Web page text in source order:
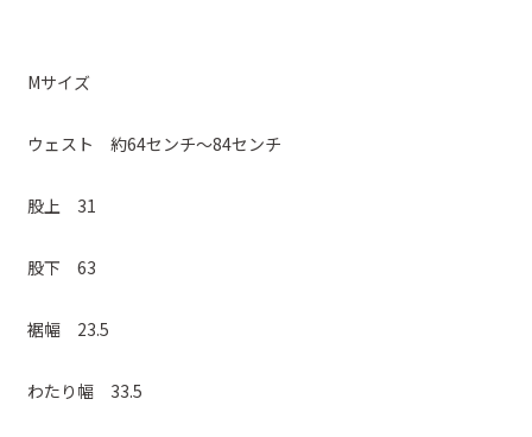
Mサイズ
ウェスト 約64センチ～84センチ
股上 31
股下 63
裾幅 23.5
わたり幅 33.5